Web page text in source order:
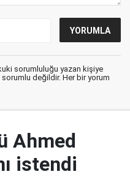
sorumluluğu yazan kişiye
değildir. Her bir yorum
Ahmed
istendi